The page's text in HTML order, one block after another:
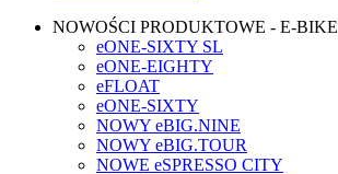
NOWOŚCI PRODUKTOWE - E-BIKE
eONE-SIXTY SL
eONE-EIGHTY
eFLOAT
eONE-SIXTY
NOWY eBIG.NINE
NOWY eBIG.TOUR
NOWE eSPRESSO CITY